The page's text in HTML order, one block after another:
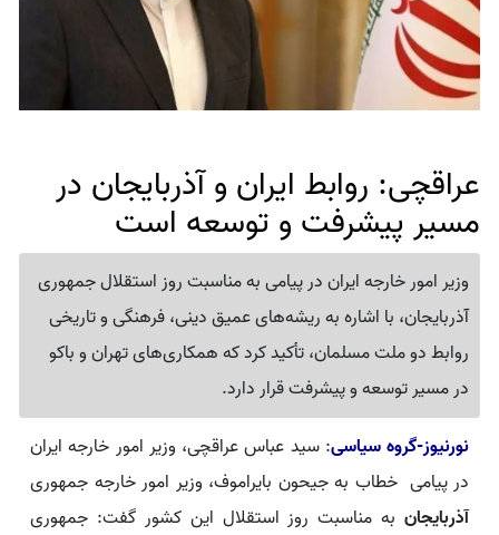
عراقچی: روابط ایران و آذربایجان در
مسیر پیشرفت و توسعه است
وزیر امور خارجه ایران در پیامی به مناسبت روز استقلال جمهوری
آذربایجان، با اشاره به ریشه‌های عمیق دینی، فرهنگی و تاریخی
روابط دو ملت مسلمان، تأکید کرد که همکاری‌های تهران و باکو
در مسیر توسعه و پیشرفت قرار دارد.
نورنیوز-گروه سیاسی: سید عباس عراقچی، وزیر امور خارجه ایران
در پیامی خطاب به جیحون بایراموف، وزیر امور خارجه جمهوری
آذربایجان به مناسبت روز استقلال این کشور گفت: جمهوری